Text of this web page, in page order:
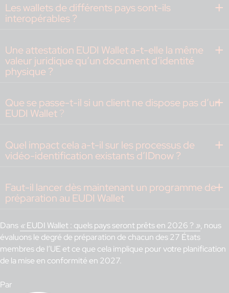
Les wallets de différents pays sont-ils
interopérables ?
Une attestation EUDI Wallet a-t-elle la même
valeur juridique qu’un document d’identité
physique ?
Que se passe-t-il si un client ne dispose pas d’un
EUDI Wallet?
Quel impact cela a-t-il sur les processus de
vidéo-identification existants d’IDnow ?
Faut-il lancer dès maintenant un programme de
préparation au EUDI Wallet
Dans «EUDI Wallet : quels pays seront prêts en 2026 ? », nous
évaluons le degré de préparation de chacun des 27 États
membres de l’UE et ce que cela implique pour votre planification
de la mise en conformité en 2027.
Par